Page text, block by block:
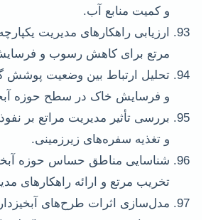
و کمیت منابع آب.
ارزیابی راهکارهای مدیریت
مرتع برای کاهش رسوب و
تحلیل ارتباط بین وضعیت پوشش
و فرسایش خاک در سطح حوزه
بررسی تأثیر مدیریت مراتع بر
و تغذیه سفره‌های زیرزمینی.
شناسایی مناطق حساس حوزه
تخریب مرتع و ارائه راهکارهای
مدل‌سازی اثرات طرح‌های